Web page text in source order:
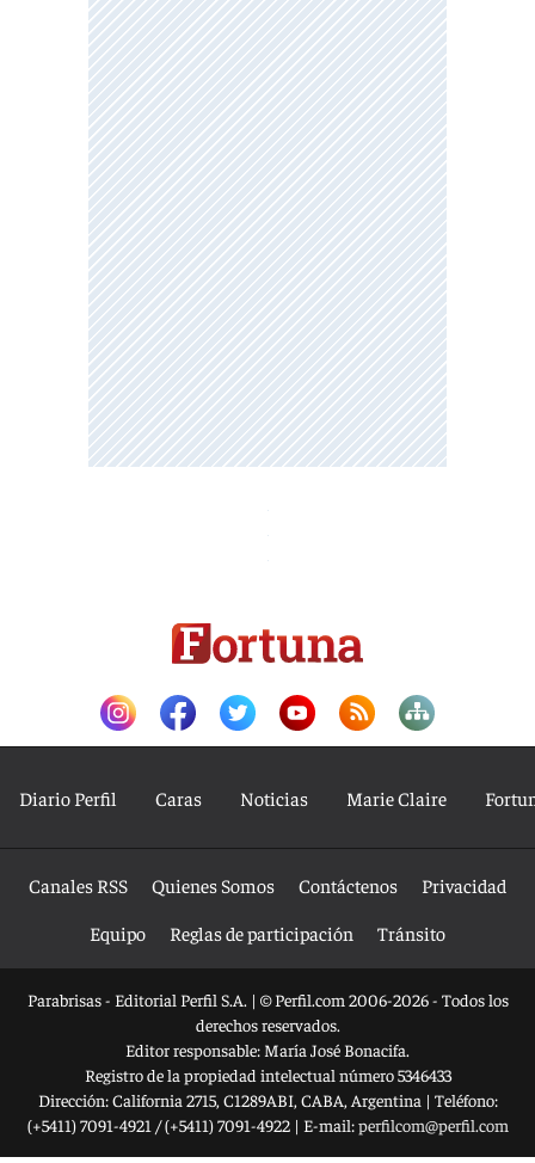
Diario Perfil Caras Noticias Marie Claire
Canales RSS Quienes Somos Contáctenos
Privacidad
Equipo
Reglas de participación Tránsito
Parabrisas - Editorial Perfil S.A. | © Perfil.com 2006-2026 - Todos los
derechos reservados.
Editor responsable: María José Bonacifa.
Registro de la propiedad intelectual número 5346433
Dirección:California 2715, C1289ABI, CABA, Argentina | Teléfono:
(+5411) 7091-4921 /(+5411) 7091-4922| E-mail:perfilcom@perfil.com